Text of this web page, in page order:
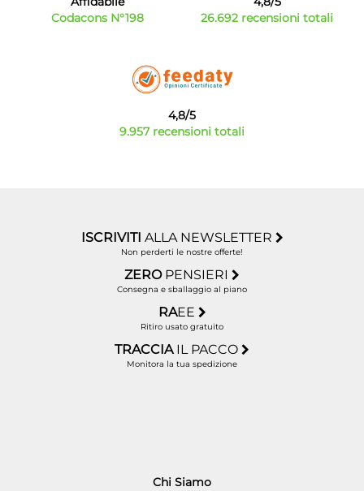
Codacons N°198
26.692 recensioni totali
4,8/5
9.957 recensioni totali
ISCRIVITI ALLA NEWSLETTER
Non perderti le nostre offerte!
ZERO PENSIERI
Consegna e sballaggio al piano
RAEE
Ritiro usato gratuito
TRACCIA IL PACCO
Monitora la tua spedizione
Chi Siamo